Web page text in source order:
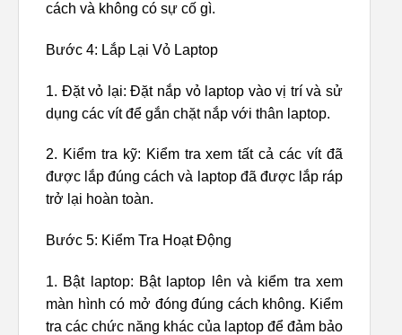
cách và không có sự cố gì.
Bước 4: Lắp Lại Vỏ Laptop
1. Đặt vỏ lại: Đặt nắp vỏ laptop vào vị trí và sử
dụng các vít để gắn chặt nắp với thân laptop.
2. Kiểm tra kỹ: Kiểm tra xem tất cả các vít đã
được lắp đúng cách và laptop đã được lắp ráp
trở lại hoàn toàn.
Bước 5: Kiểm Tra Hoạt Động
1. Bật laptop: Bật laptop lên và kiểm tra xem
màn hình có mở đóng đúng cách không. Kiểm
tra các chức năng khác của laptop để đảm bảo